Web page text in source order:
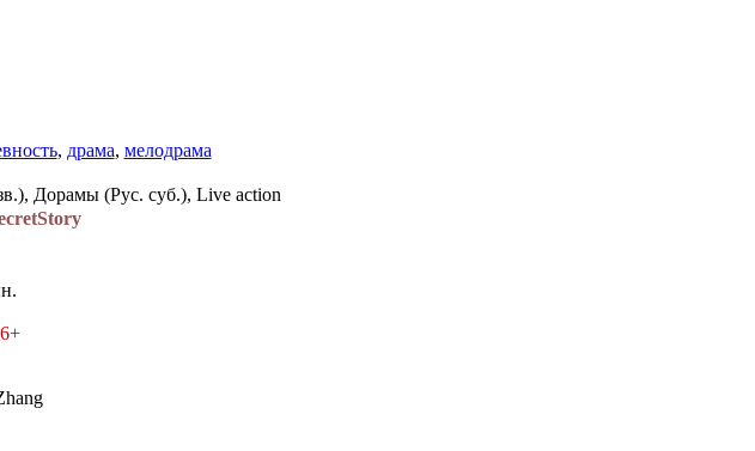
, драма, мелодрама
Дорамы (Рус. суб.), Live action